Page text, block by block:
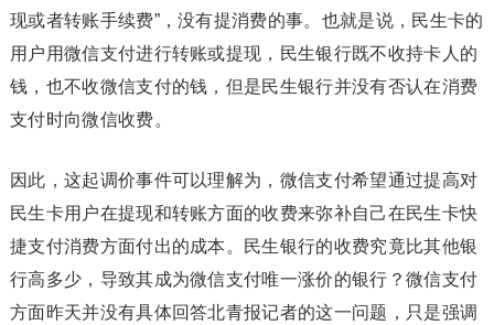
现或者转账手续费”，没有提消费的事。也就是说，民生卡的
用户用微信支付进行转账或提现，民生银行既不收持卡人的
钱，也不收微信支付的钱，但是民生银行并没有否认在消费
支付时向微信收费。
因此，这起调价事件可以理解为，微信支付希望通过提高对
民生卡用户在提现和转账方面的收费来弥补自己在民生卡快
捷支付消费方面付出的成本。民生银行的收费究竟比其他银
行高多少，导致其成为微信支付唯一涨价的银行？微信支付
方面昨天并没有具体回答北青报记者的这一问题，只是强调